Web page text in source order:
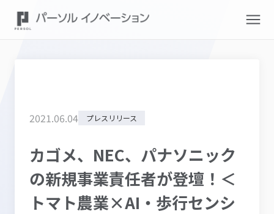
2021.06.04 プレスリリース
カゴメ、NEC、パナソニック
の新規事業責任者が登壇！＜
トマト農業×AI・歩行センシ